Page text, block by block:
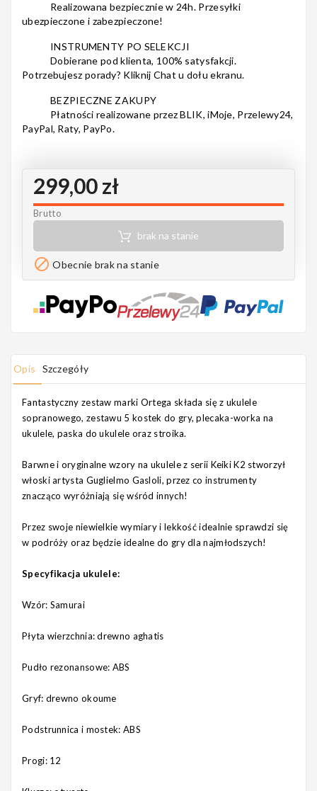
Kursy/Szkolenia
Prezenty
Ortega
Usługi
Realizowana bezpiecznie w 24h. Przesyłki
ubezpieczone i zabezpieczone!
INSTRUMENTY PO SELEKCJI
Dobierane pod klienta, 100% satysfakcji.
Potrzebujesz porady? Kliknij Chat u dołu ekranu.
BEZPIECZNE ZAKUPY
Płatności realizowane przez BLIK, iMoje, Przelewy24,
PayPal, Raty, PayPo.
299,00 zł
Brutto
brak na stanie
 Obecnie brak na stanie
Opis Szczegóły
Fantastyczny zestaw marki Ortega składa się z ukulele
sopranowego, zestawu 5 kostek do gry, plecaka-worka na
ukulele, paska do ukulele oraz stroika.
Barwne i oryginalne wzory na ukulele z serii Keiki K2 stworzył
włoski artysta Guglielmo Gasloli, przez co instrumenty
znacząco wyróżniają się wśród innych!
Przez swoje niewielkie wymiary i lekkość idealnie sprawdzi się
w podróży oraz będzie idealne do gry dla najmłodszych!
Specyfikacja ukulele:
Wzór: Samurai
Płyta wierzchnia: drewno aghatis
Pudło rezonansowe: ABS
Gryf: drewno okoume
Podstrunnica i mostek: ABS
Progi: 12